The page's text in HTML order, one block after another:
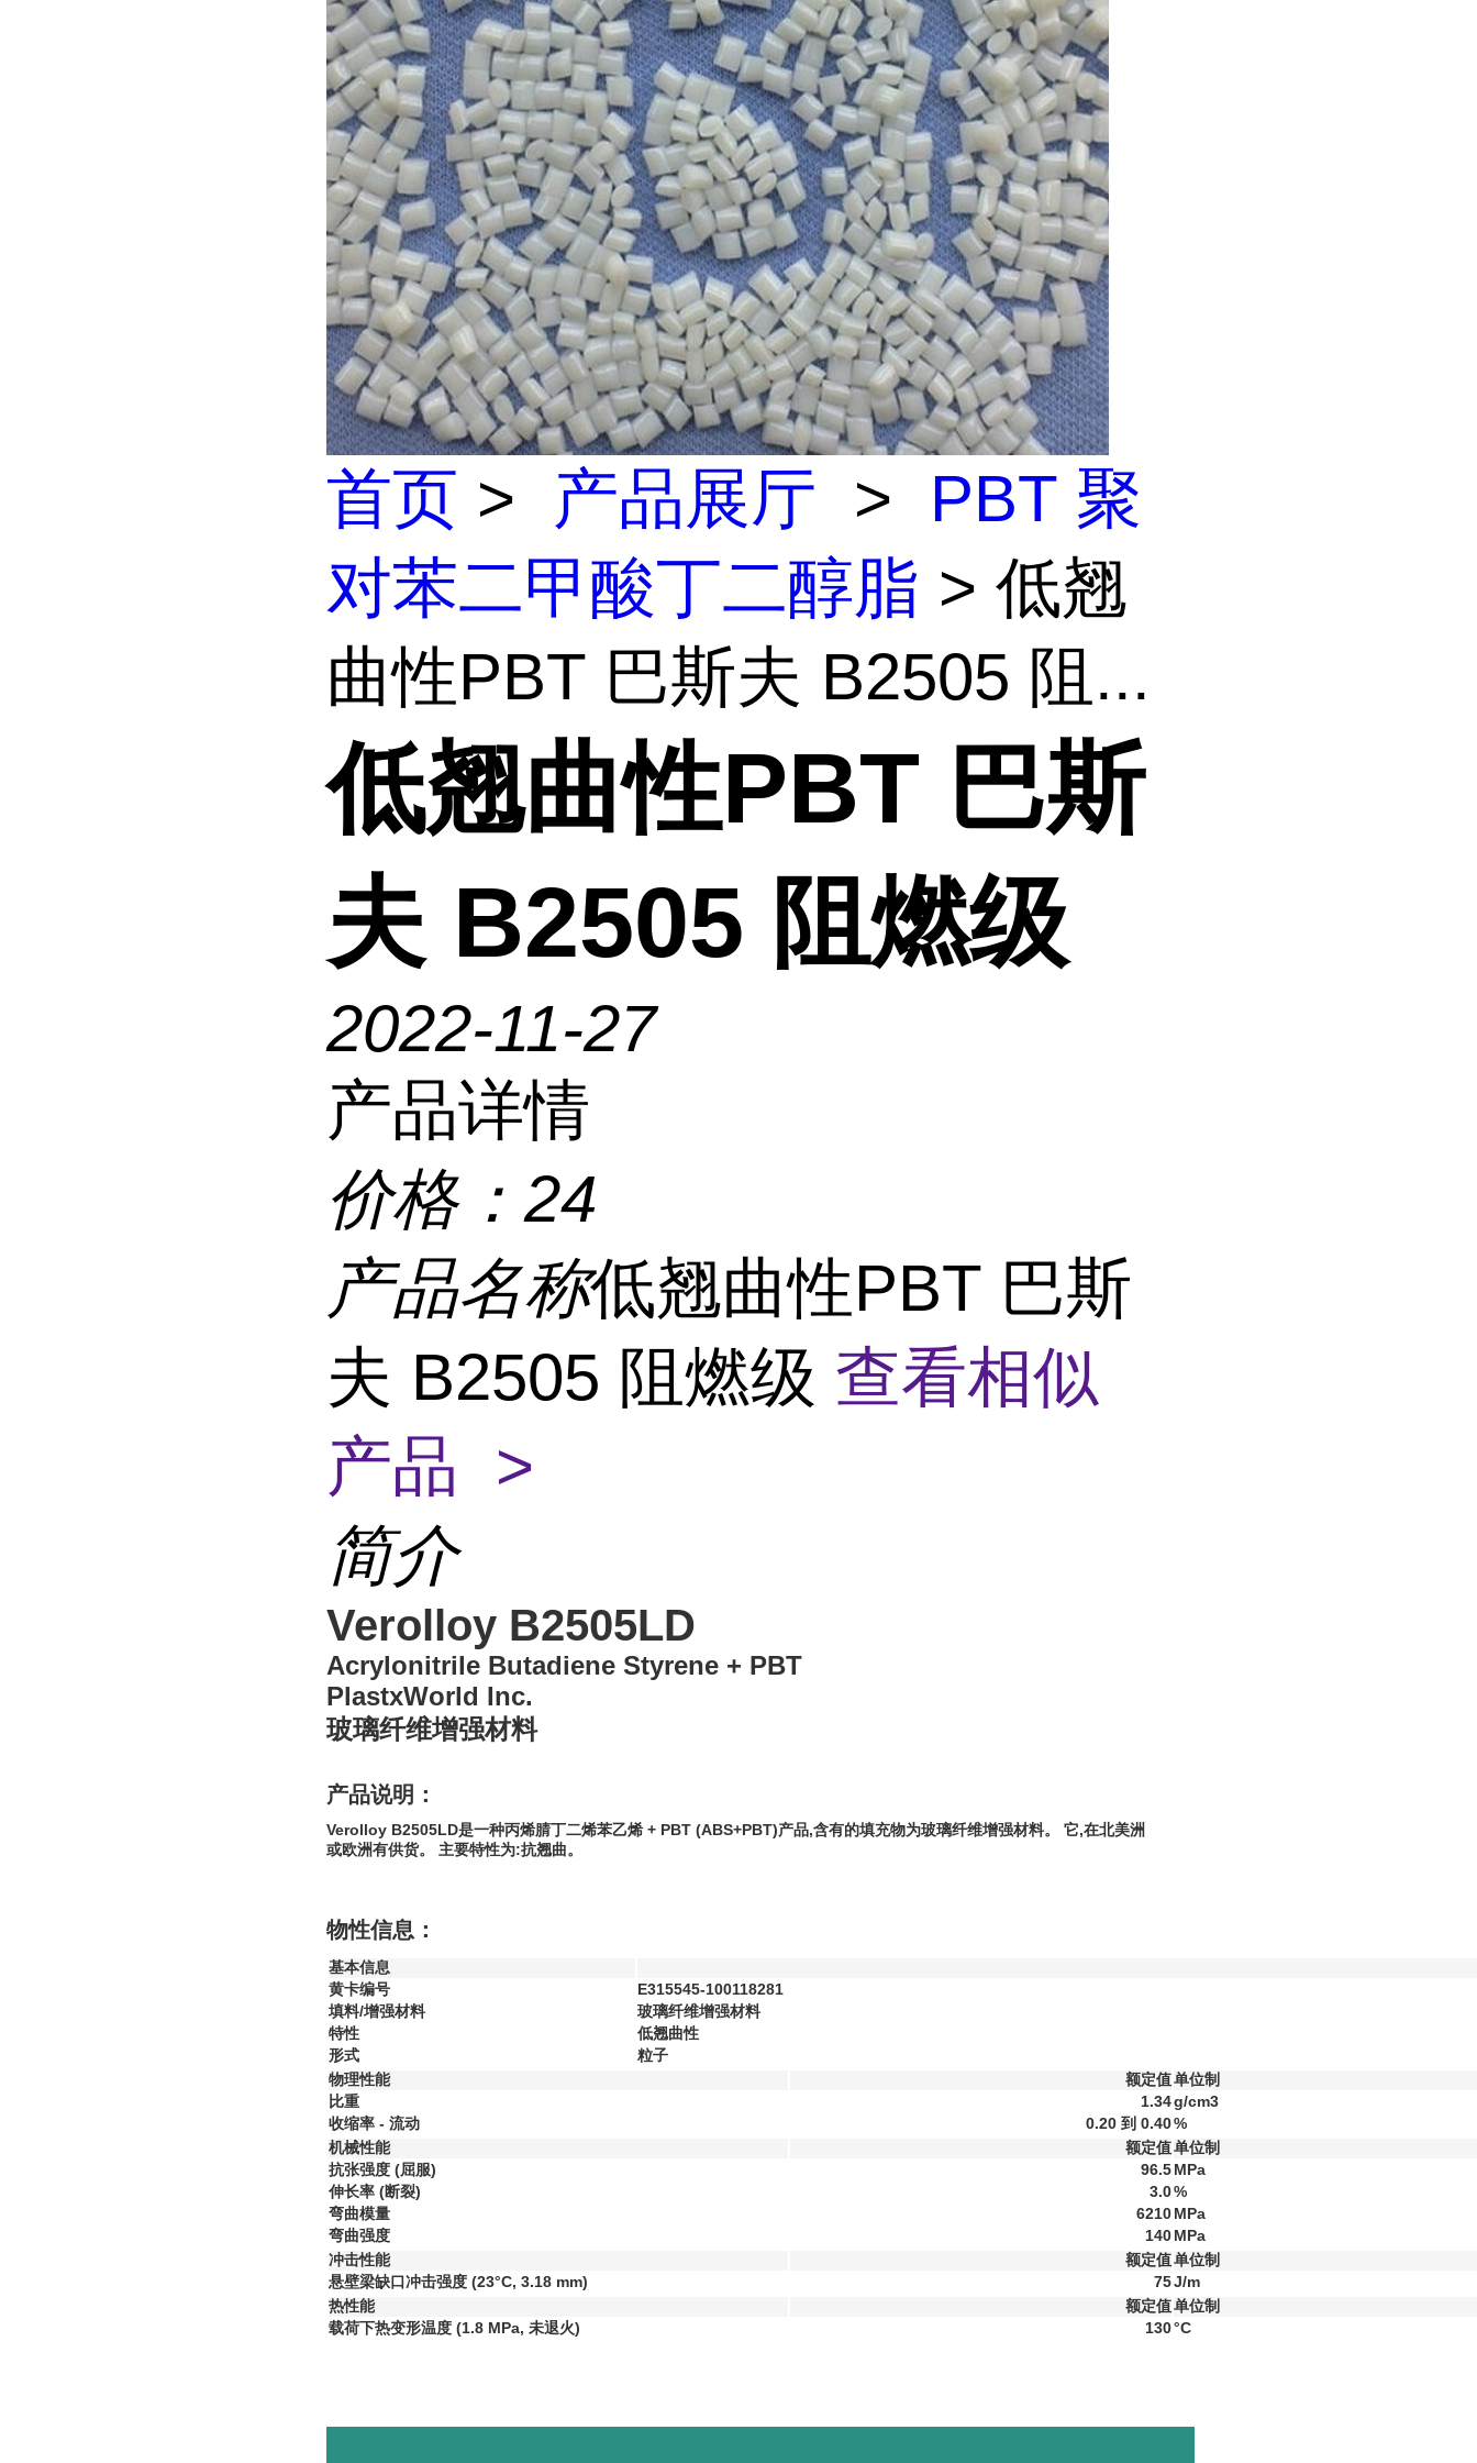
首页 > 产品展厅 >
PBT 聚
对苯二甲酸丁二醇脂 > 低翘
曲性PBT 巴斯夫 B2505 阻...
低翘曲性PBT 巴斯
夫 B2505 阻燃级
2022-11-27
产品详情
价格： 24
产品名称低翘曲性PBT 巴斯
夫 B2505 阻燃级 查看相似
产品 >
简介
Verolloy B2505LD
Acrylonitrile Butadiene Styrene + PBT
PlastxWorld Inc.
玻璃纤维增强材料
产品说明：
Verolloy B2505LD是一种丙烯腈丁二烯苯乙烯 + PBT (ABS+PBT)产品,含有的填充物为玻璃纤维增强材料。 它,在北美洲
或欧洲有供货。 主要特性为:抗翘曲。
物性信息：
基本信息
黄卡编号
E315545-100118281
填料/增强材料
玻璃纤维增强材料
特性
低翘曲性
形式
粒子
物理性能
额定值单位制
比重
1.34g/cm3
收缩率 - 流动
0.20 到 0.40%
机械性能
额定值单位制
抗张强度 (屈服) 96.5MPa
伸长率 (断裂) 3.0%
弯曲模量
6210MPa
弯曲强度
140MPa
冲击性能
额定值单位制
悬壁梁缺口冲击强度 (23°C, 3.18 mm) 75J/m
热性能
额定值单位制
载荷下热变形温度 (1.8 MPa, 未退火) 130°C